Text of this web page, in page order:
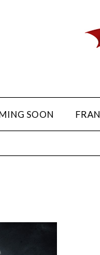
SOON